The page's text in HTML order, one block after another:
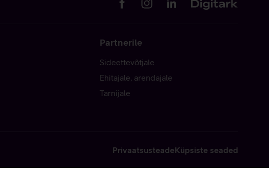
Partnerile
Sideettevõtjale
Ehitajale, arendajale
Tarnijale
PrivaatsusteadeKüpsiste seaded